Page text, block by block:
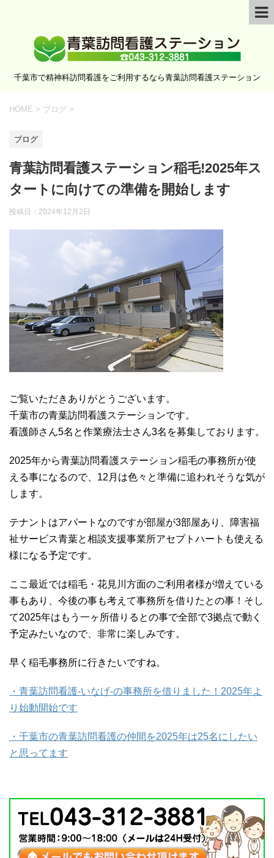
千葉市で精神科訪問看護をご利用するなら青葉訪問看護ステーション
HOME > ブログ >
ブログ
青葉訪問看護ステーション稲毛!2025年ス
タートに向けての準備を開始します
投稿日： 2024年12月2日
ご覧いただきありがとうございます。
千葉市の青葉訪問看護ステーションです。
看護師さん5名と作業療法士さん3名を募集しております。
2025年から青葉訪問看護ステーション稲毛の事務所が使
える事になるので、12月は色々と準備に追われそうな気が
します。
テナントはアパートなのですが部屋が3部屋あり、障害福
祉サービス青葉と相談支援事業所アセプトハートも使える
様になる予定です。
ここ最近では稲毛・花見川方面のご利用者様が増えている
事もあり、今後の事も考えて事務所を借りたとの事！そし
て2025年はもう一ヶ所借りるとの事で全部で3拠点で動く
予定みたいなので、非常に楽しみです。
早く稲毛事務所に行きたいですね。
・青葉訪問看護-いなげ-の事務所を借りました！2025年よ
り始動開始です
・千葉市の青葉訪問看護の仲間を2025年は25名にしたい
と思ってます